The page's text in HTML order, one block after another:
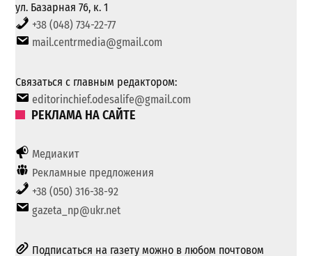
ул. Базарная 76, к. 1
+38 (048) 734-22-77
mail.centrmedia@gmail.com
Связаться с главным редактором:
editorinchief.odesalife@gmail.com
РЕКЛАМА НА САЙТЕ
Медиакит
Рекламные предложения
+38 (050) 316-38-92
gazeta_np@ukr.net
Подписаться на газету можно в любом почтовом